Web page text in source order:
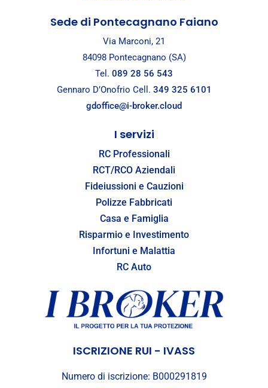
Sede di Pontecagnano Faiano
Via Marconi, 21
84098 Pontecagnano (SA)
Tel. 089 28 56 543
Gennaro D’Onofrio Cell. 349 325 6101
gdoffice@i-broker.cloud
I servizi
RC Professionali
RCT/RCO Aziendali
Fideiussioni e Cauzioni
Polizze Fabbricati
Casa e Famiglia
Risparmio e Investimento
Infortuni e Malattia
RC Auto
ISCRIZIONE RUI - IVASS
Numero di iscrizione: B000291819